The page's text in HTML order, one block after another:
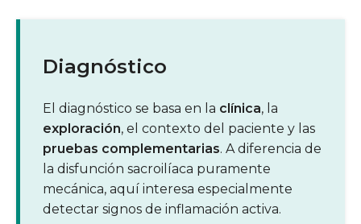
Diagnóstico
El diagnóstico se basa en la clínica, la
exploración, el contexto del paciente y las
pruebas complementarias. A diferencia de
la disfunción sacroilíaca puramente
mecánica, aquí interesa especialmente
detectar signos de inflamación activa.